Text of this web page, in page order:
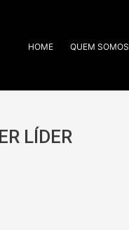
HOME QUEM SOMOS
LÍDER